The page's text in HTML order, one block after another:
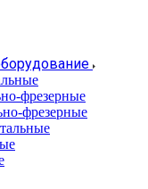
фрезерные
фрезерные